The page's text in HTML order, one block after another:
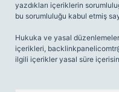
yazdıkları içeriklerin
bu sorumluluğu kabul etmiş
Hukuka ve yasal
içerikleri,
ilgili içerikler yasal süre